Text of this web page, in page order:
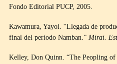
Fondo Editorial PUCP, 2005.
Kawamura, Yayoi. “Llegada de
final del período Namban.” Mirai.
Kelley, Don Quinn. “The Peopling of